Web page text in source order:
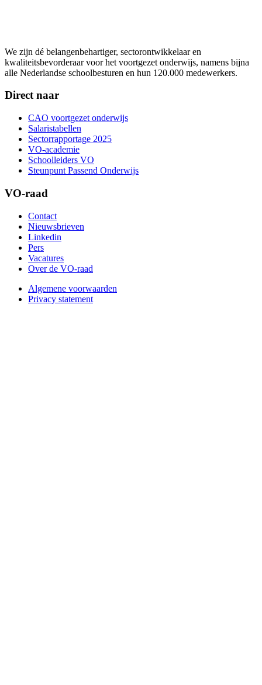
We zijn dé belangenbehartiger, sectorontwikkelaar en
kwaliteitsbevorderaar voor het voortgezet onderwijs, namens bijna
alle Nederlandse schoolbesturen en hun 120.000 medewerkers.
Direct naar
CAO voortgezet onderwijs
Salaristabellen
Sectorrapportage 2025
VO-academie
Schoolleiders VO
Steunpunt Passend Onderwijs
VO-raad
Contact
Nieuwsbrieven
Linkedin
Pers
Vacatures
Over de VO-raad
Algemene voorwaarden
Privacy statement